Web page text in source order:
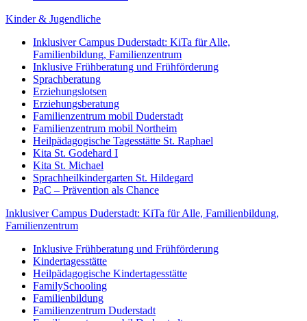
Kinder & Jugendliche
Inklusiver Campus Duderstadt: KiTa für Alle,
Familienbildung, Familienzentrum
Inklusive Frühberatung und Frühförderung
Sprachberatung
Erziehungslotsen
Erziehungsberatung
Familienzentrum mobil Duderstadt
Familienzentrum mobil Northeim
Heilpädagogische Tagesstätte St. Raphael
Kita St. Godehard I
Kita St. Michael
Sprachheilkindergarten St. Hildegard
PaC – Prävention als Chance
Inklusiver Campus Duderstadt: KiTa für Alle, Familienbildung,
Familienzentrum
Inklusive Frühberatung und Frühförderung
Kindertagesstätte
Heilpädagogische Kindertagesstätte
FamilySchooling
Familienbildung
Familienzentrum Duderstadt